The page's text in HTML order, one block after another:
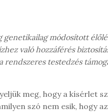
genetikailag módosított
való hozzáférés
rendszeres testedzés
meg, hogy a kísérlet
szó nem esik, hogy